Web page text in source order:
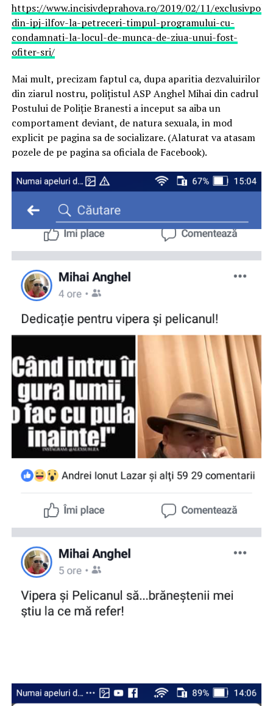
https://www.incisivdeprahova.ro/2019/02/11/
din-ipj-ilfov-la-petreceri-timpul-programului-cu-
condamnati-la-locul-de-munca-de-ziua-unui-fost-
ofiter-sri/
Mai mult, precizam faptul ca, dupa aparitia dezvaluirilor
din ziarul nostru, polițistul ASP Anghel Mihai din cadrul
Postului de Poliție Branesti a inceput sa aiba un
comportament deviant, de natura sexuala, in mod
explicit pe pagina sa de socializare. (Alaturat va atasam
pozele de pe pagina sa oficiala de Facebook).